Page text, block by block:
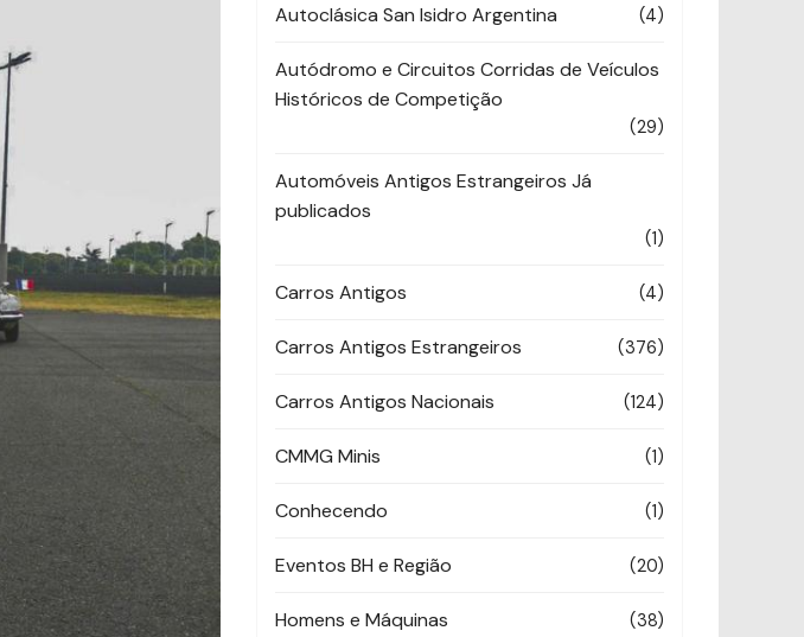
Autoclásica San Isidro Argentina (4)
Autódromo e Circuitos Corridas de Veículos
Históricos de Competição
(29)
Automóveis Antigos Estrangeiros Já
publicados
(1)
Carros Antigos (4)
Carros Antigos Estrangeiros (376)
Carros Antigos Nacionais (124)
CMMG Minis (1)
Conhecendo (1)
Eventos BH e Região (20)
Homens e Máquinas (38)